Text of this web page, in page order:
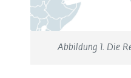
Abbildung 1. Die